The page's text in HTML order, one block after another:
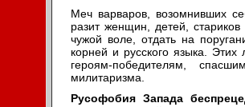
Меч варваров, возомнивших
разит женщин, детей,
чужой воле, отдать на
корней и русского языка.
героям-победителям,
милитаризма.
Русофобия Запада